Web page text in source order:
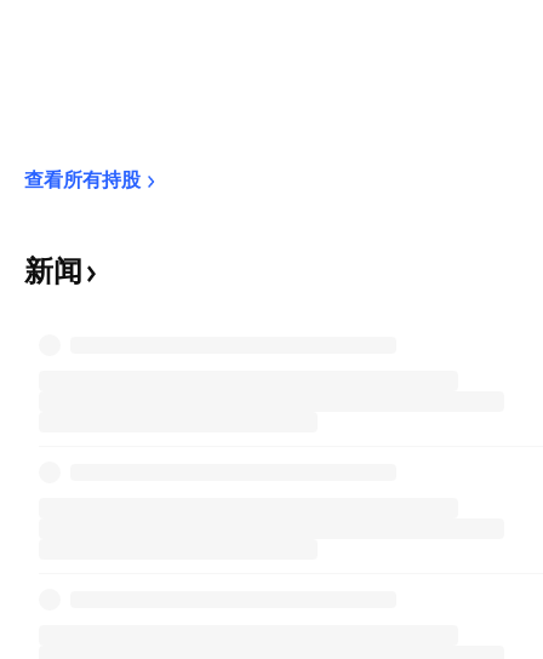
查看所有持股
新闻